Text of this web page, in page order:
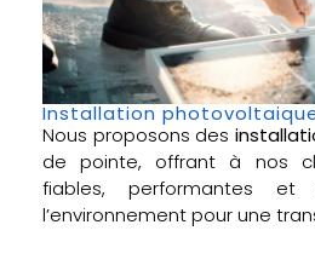
Installation
Nous proposons des
de pointe, offrant à nos
fiables, performantes et
l’environnement pour une